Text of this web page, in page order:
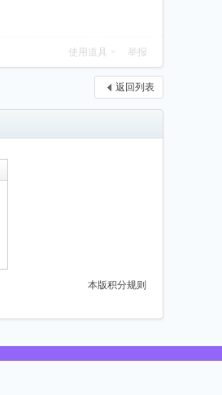
使用道具 举报
返回列表
本版积分规则